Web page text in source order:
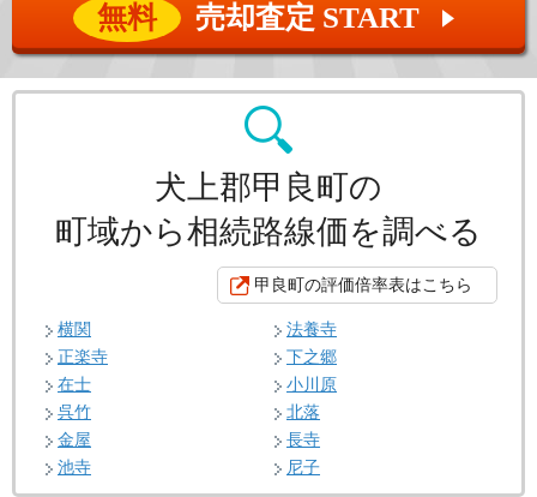
無料 売却査定 START ▲
犬上郡甲良町の
町域から相続路線価を調べる
甲良町の評価倍率表はこちら
横関
法養寺
正楽寺
下之郷
在士
小川原
呉竹
北落
金屋
長寺
池寺
尼子